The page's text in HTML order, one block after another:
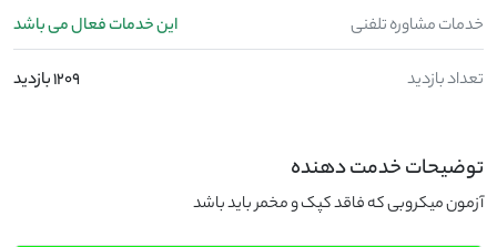
خدمات مشاوره تلفنی این خدمات فعال می باشد
تعداد بازدید 1209 بازدید
توضیحات خدمت دهنده
آزمون میکروبی که فاقد کپک و مخمر باید باشد